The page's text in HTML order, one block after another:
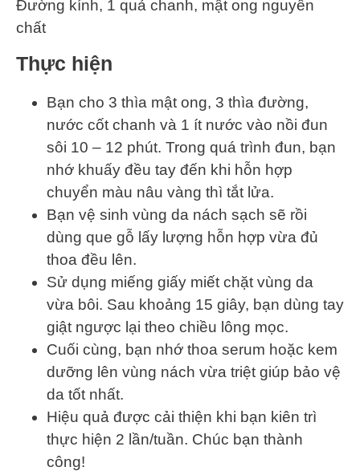
Đường kính, 1 quả chanh, mật ong nguyên
chất
Thực hiện
Bạn cho 3 thìa mật ong, 3 thìa đường,
nước cốt chanh và 1 ít nước vào nồi đun
sôi 10 – 12 phút. Trong quá trình đun, bạn
nhớ khuấy đều tay đến khi hỗn hợp
chuyển màu nâu vàng thì tắt lửa.
Bạn vệ sinh vùng da nách sạch sẽ rồi
dùng que gỗ lấy lượng hỗn hợp vừa đủ
thoa đều lên.
Sử dụng miếng giấy miết chặt vùng da
vừa bôi. Sau khoảng 15 giây, bạn dùng tay
giật ngược lại theo chiều lông mọc.
Cuối cùng, bạn nhớ thoa serum hoặc kem
dưỡng lên vùng nách vừa triệt giúp bảo vệ
da tốt nhất.
Hiệu quả được cải thiện khi bạn kiên trì
thực hiện 2 lần/tuần. Chúc bạn thành
công!